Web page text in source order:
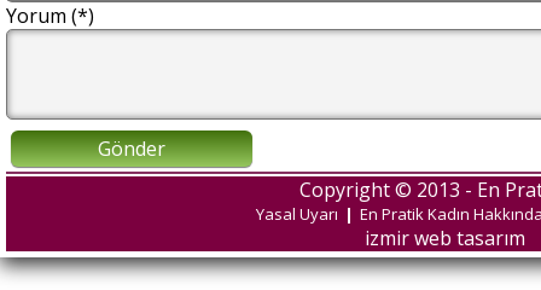
Yorum (*)
Gönder
Copyright © 2013 - En
Yasal Uyarı | En Pratik Kadın
izmir web tasarım